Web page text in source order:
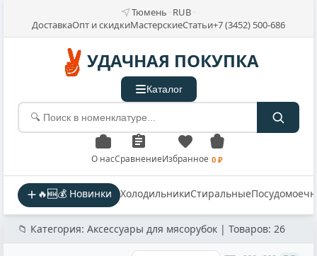
Тюмень RUB
ДоставкаОпт и скидкиМастерскиеСтатьи+7 (3452) 500-686
УДАЧНАЯ ПОКУПКА
Каталог
О насСравнениеИзбранное 0 ₽
🔥🆕💰 Новинки ХолодильникиСтиральные
📁 Категория: Аксессуары для мясорубок | Товаров: 26